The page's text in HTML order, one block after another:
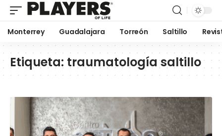
Monterrey Guadalajara Torreón Saltillo
Etiqueta: traumatología saltillo